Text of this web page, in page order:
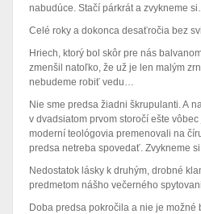
nabudúce. Stačí párkrát a zvykneme
Celé roky a dokonca desaťročia bez
Hriech, ktorý bol skôr pre nás
zmenšil natoľko, že už je len malým
nebudeme robiť vedu…
Nie sme predsa žiadni škrupulanti. A
v dvadsiatom prvom storočí ešte
moderní teológovia premenovali na
predsa netreba spovedať. Zvykneme
Nedostatok lásky k druhým, drobné
predmetom nášho večerného
Doba predsa pokročila a nie je